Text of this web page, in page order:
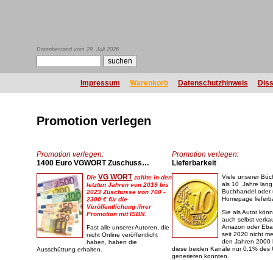
Datenbestand vom 29. Juli 2026
Impressum Warenkorb Datenschutzhinweis
Promotion verlegen
Promotion verlegen:
1400 Euro VGWORT Zuschuss…
Die VG WORT zahlte in den
letzten Jahren von 2019 bis
2023 Züschusse von 700 -
2300 € für die
Veröffentlichung ihrer
Promotion mit ISBN.
Fast alle unserer Autoren, die
nicht Online veröffentlicht
haben, haben die
Ausschüttung erhalten.
Promotion verlegen:
Lieferbarkeit
Viele unserer
als 10 Jahre
Buchhandel oder
Homepage
Sie als Autor
auch selbst
Amazon oder
seit 2020 nicht
den Jahren 2000
diese beiden Kanäle nur 0,1% des
generieren konnten.